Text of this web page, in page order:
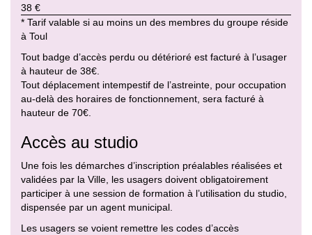
38 €
* Tarif valable si au moins un des membres du groupe réside
à Toul
Tout badge d’accès perdu ou détérioré est facturé à l’usager
à hauteur de 38€.
Tout déplacement intempestif de l’astreinte, pour occupation
au-delà des horaires de fonctionnement, sera facturé à
hauteur de 70€.
Accès au studio
Une fois les démarches d’inscription préalables réalisées et
validées par la Ville, les usagers doivent obligatoirement
participer à une session de formation à l’utilisation du studio,
dispensée par un agent municipal.
Les usagers se voient remettre les codes d’accès